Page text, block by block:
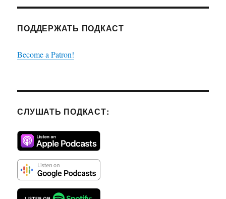
ПОДДЕРЖАТЬ ПОДКАСТ
Become a Patron!
СЛУШАТЬ ПОДКАСТ: